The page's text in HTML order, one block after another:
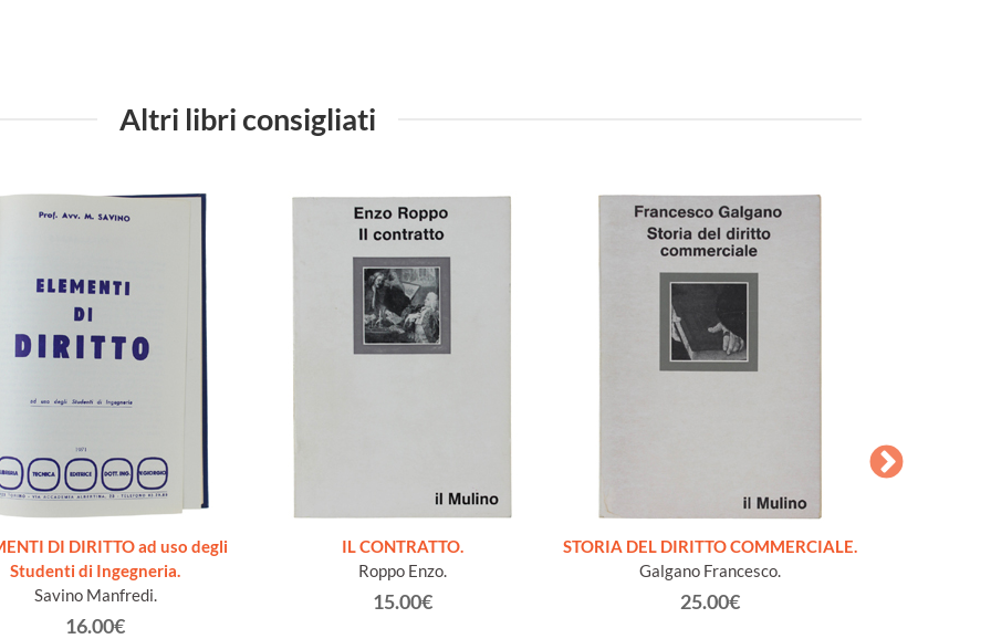
Altri libri consigliati
DI DIRITTO ad uso degli
Studenti di Ingegneria.
Savino Manfredi.
16.00€
IL CONTRATTO.
Roppo Enzo.
15.00€
STORIA DEL DIRITTO COMMERCIALE.
Galgano Francesco.
25.00€